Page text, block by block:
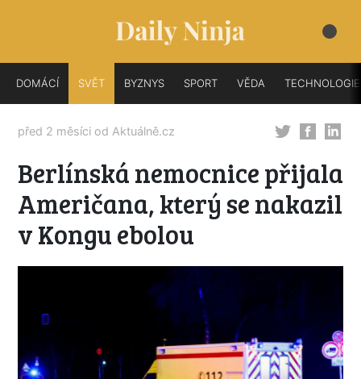
DOMÁCÍ SVĚT BYZNYS SPORT VĚDA TECHNOLOGIE
před 2 měsíci od Aktuálně.cz
Berlínská nemocnice přijala
Američana, který se nakazil
v Kongu ebolou